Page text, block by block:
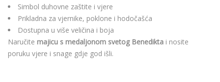
Simbol duhovne zaštite i vjere
Prikladna za vjernike, poklone i hodočašća
Dostupna u više veličina i boja
Naručite majicu s medaljonom svetog Benedikta i nosite
poruku vjere i snage gdje god išli.